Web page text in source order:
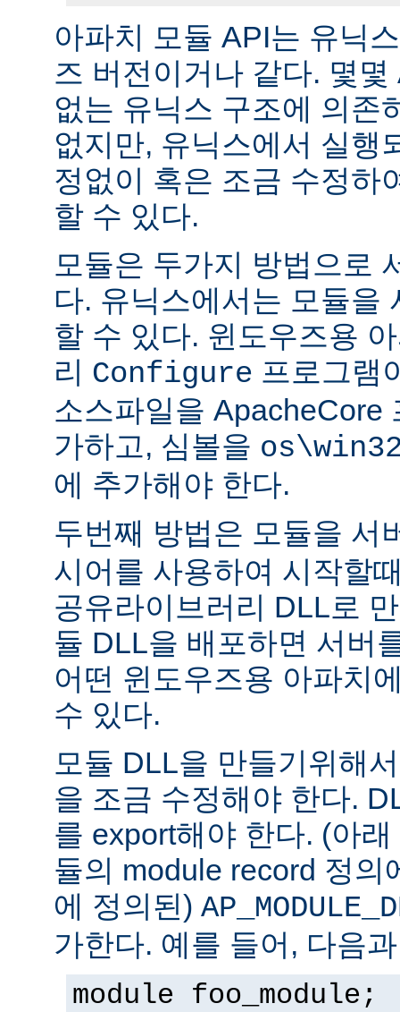
아파치 모듈 API는 유닉
즈 버전이거나 같다. 몇
없는 유닉스 구조에 의존
없지만, 유닉스에서 실행
정없이 혹은 조금 수정하
할 수 있다.
모듈은 두가지 방법으로
다. 유닉스에서는 모듈을
할 수 있다. 윈도우즈용
리 Configure 프로그램
소스파일을 ApacheCore
가하고, 심볼을
에 추가해야 한다.
두번째 방법은 모듈을 서
시어를 사용하여 시작할
공유라이브러리 DLL로
듈 DLL을 배포하면 서버
어떤 윈도우즈용 아파치
수 있다.
모듈 DLL을 만들기위해
을 조금 수정해야 한다.
를 export해야 한다. (아
듈의 module record 정의
에 정의된)
가한다. 예를 들어, 다음
module foo_module;